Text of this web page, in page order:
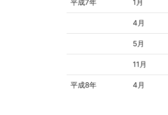
平成7年 1月
4月
5月
11月
平成8年 4月